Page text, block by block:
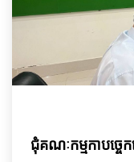
ជុំគណៈកម្មកាបច្ច